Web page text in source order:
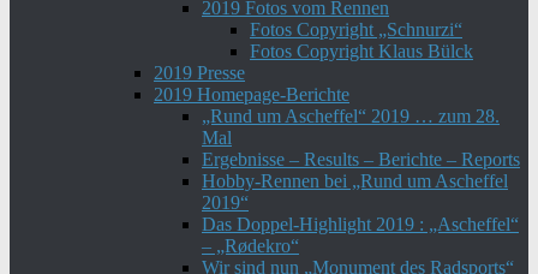
2019 Fotos vom Rennen
Fotos Copyright „Schnurzi“
Fotos Copyright Klaus Bülck
2019 Presse
2019 Homepage-Berichte
„Rund um Ascheffel“ 2019 … zum 28.
Mal
Ergebnisse – Results – Berichte – Reports
Hobby-Rennen bei „Rund um Ascheffel
2019“
Das Doppel-Highlight 2019 : „Ascheffel“
– „Rødekro“
Wir sind nun „Monument des Radsports“